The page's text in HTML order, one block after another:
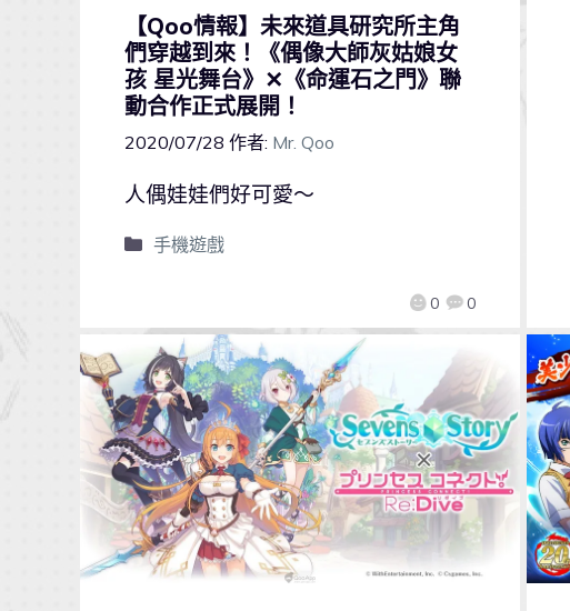
【Qoo情報】未來道具研究所主角
們穿越到來！《偶像大師灰姑娘女
孩 星光舞台》✕《命運石之門》聯
動合作正式展開！
2020/07/28 作者: Mr. Qoo
0 0
人偶娃娃們好可愛～
手機遊戲